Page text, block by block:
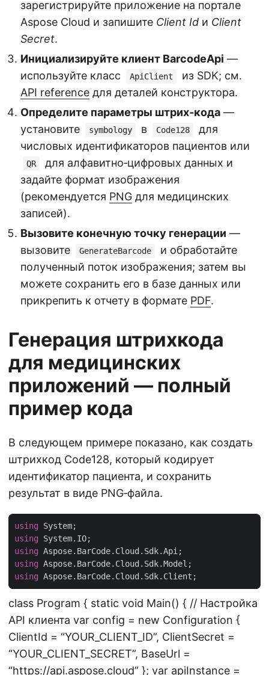
зарегистрируйте приложение на портале
Aspose Cloud и запишите Client Id и Client
Secret.
Инициализируйте клиент BarcodeApi —
используйте класс
ApiClient
из SDK; см.
API reference для деталей конструктора.
Определите параметры штрих‑кода —
установите
symbology в Code128
для
числовых идентификаторов пациентов или
QR
для алфавитно‑цифровых данных и
задайте формат изображения
(рекомендуется PNG для медицинских
записей).
Вызовите конечную точку генерации —
вызовите
GenerateBarcode
и обработайте
полученный поток изображения; затем вы
можете сохранить его в базе данных или
прикрепить к отчету в формате PDF.
Генерация штрихкода
для медицинских
приложений — полный
пример кода
В следующем примере показано, как создать
штрихкод Code128, который кодирует
идентификатор пациента, и сохранить
результат в виде PNG‑файла.
using
using
using
using
using
class Program { static void Main() { // Настройка
API клиента var config = new Configuration {
ClientId = “YOUR_CLIENT_ID”, ClientSecret =
“YOUR_CLIENT_SECRET”, BaseUrl =
“https://api.aspose.cloud” }; var apiInstance =